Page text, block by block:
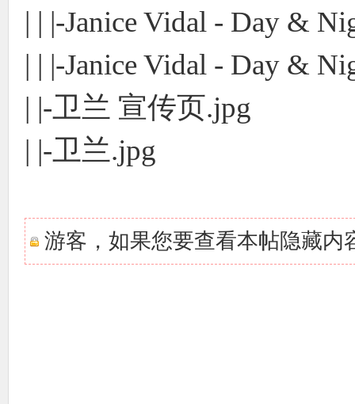
| | |-Janice Vidal - Day &
| | |-Janice Vidal - Day &
| |-卫兰 宣传页.jpg
| |-卫兰.jpg
游客，如果您要查看本帖隐藏内